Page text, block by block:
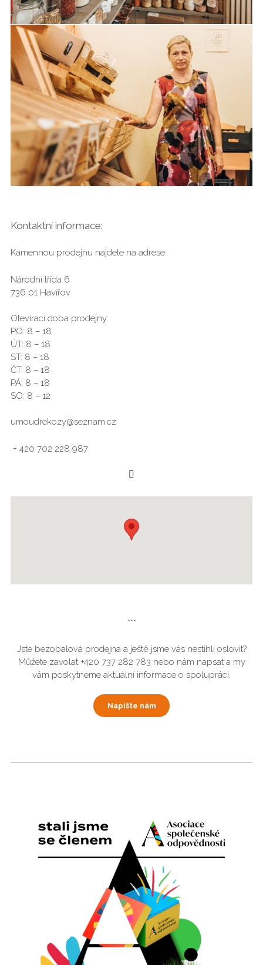
Kontaktní informace:
Kamennou prodejnu najdete na adrese:
Národní třída 6
736 01 Havířov
Otevírací doba prodejny:
PO: 8 – 18
ÚT: 8 – 18
ST: 8 – 18
ČT: 8 – 18
PÁ: 8 – 18
SO: 8 – 12
umoudrekozy@seznam.cz
+ 420 702 228 987
***
Jste bezobalová prodejna a ještě jsme vás nestihli oslovit?
Můžete zavolat +420 737 282 783 nebo nám napsat a my
vám poskytneme aktuální informace o spolupráci.
Napište nám